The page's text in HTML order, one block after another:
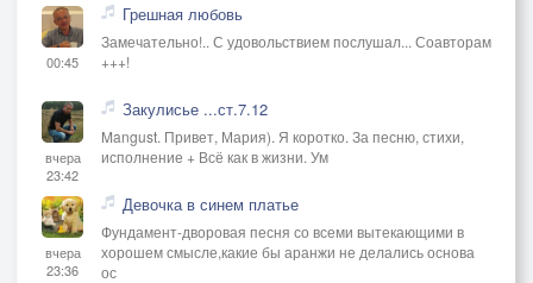
00:45
Грешная любовь
Замечательно!.. С удовольствием послушал... Соавторам
+++!
вчера
23:42
Закулисье ...ст.7.12
Mangust. Привет, Мария). Я коротко. За песню, стихи,
исполнение + Всё как в жизни. Ум
вчера
23:36
Девочка в синем платье
Фундамент-дворовая песня со всеми вытекающими в
хорошем смысле,какие бы аранжи не делались основа
ос